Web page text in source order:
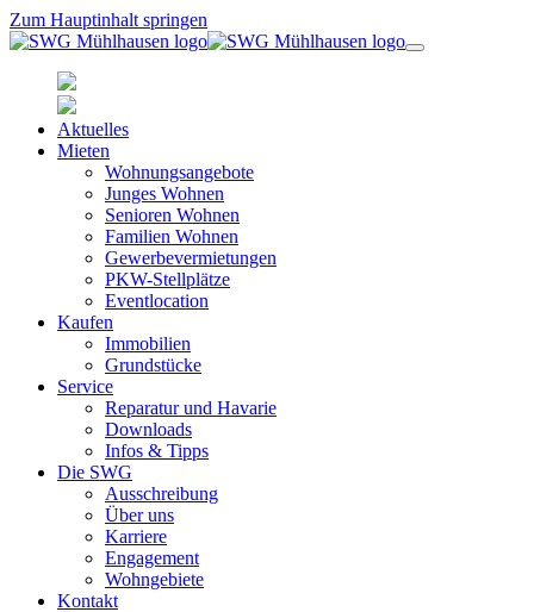
Zum Hauptinhalt springen
Aktuelles
Mieten
Wohnungsangebote
Junges Wohnen
Senioren Wohnen
Familien Wohnen
Gewerbevermietungen
PKW-Stellplätze
Eventlocation
Kaufen
Immobilien
Grundstücke
Service
Reparatur und Havarie
Downloads
Infos & Tipps
Die SWG
Ausschreibung
Über uns
Karriere
Engagement
Wohngebiete
Kontakt